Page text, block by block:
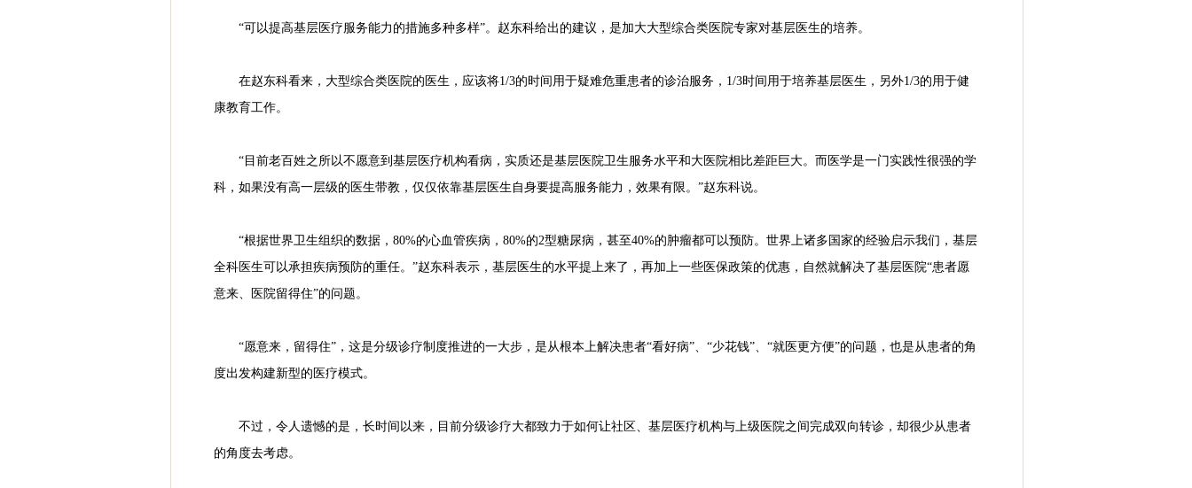
“可以提高基层医疗服务能力的措施多种多样”。赵东科给出的建议，是加大大型综合类医院专家对基层医生的培养。
在赵东科看来，大型综合类医院的医生，应该将1/3的时间用于疑难危重患者的诊治服务，1/3时间用于培养基层医生，另外1/3的用于健
康教育工作。
“目前老百姓之所以不愿意到基层医疗机构看病，实质还是基层医院卫生服务水平和大医院相比差距巨大。而医学是一门实践性很强的学
科，如果没有高一层级的医生带教，仅仅依靠基层医生自身要提高服务能力，效果有限。”赵东科说。
“根据世界卫生组织的数据，80%的心血管疾病，80%的2型糖尿病，甚至40%的肿瘤都可以预防。世界上诸多国家的经验启示我们，基层
全科医生可以承担疾病预防的重任。”赵东科表示，基层医生的水平提上来了，再加上一些医保政策的优惠，自然就解决了基层医院“患者愿
意来、医院留得住”的问题。
“愿意来，留得住”，这是分级诊疗制度推进的一大步，是从根本上解决患者“看好病”、“少花钱”、“就医更方便”的问题，也是从患者的角
度出发构建新型的医疗模式。
不过，令人遗憾的是，长时间以来，目前分级诊疗大都致力于如何让社区、基层医疗机构与上级医院之间完成双向转诊，却很少从患者
的角度去考虑。